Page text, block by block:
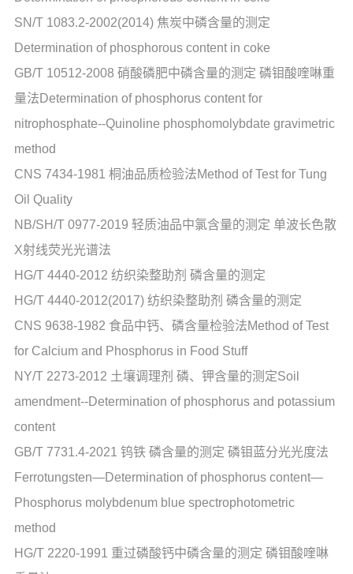
SN/T 1083.2-2002(2014) 焦炭中磷含量的测定
Determination of phosphorous content in coke
GB/T 10512-2008 硝酸磷肥中磷含量的测定 磷钼酸喹啉重
量法Determination of phosphorus content for
nitrophosphate--Quinoline phosphomolybdate gravimetric
method
CNS 7434-1981 桐油品质检验法Method of Test for Tung
Oil Quality
NB/SH/T 0977-2019 轻质油品中氯含量的测定 单波长色散
X射线荧光光谱法
HG/T 4440-2012 纺织染整助剂 磷含量的测定
HG/T 4440-2012(2017) 纺织染整助剂 磷含量的测定
CNS 9638-1982 食品中钙、磷含量检验法Method of Test
for Calcium and Phosphorus in Food Stuff
NY/T 2273-2012 土壤调理剂 磷、钾含量的测定Soil
amendment--Determination of phosphorus and potassium
content
GB/T 7731.4-2021 钨铁 磷含量的测定 磷钼蓝分光光度法
Ferrotungsten—Determination of phosphorus content—
Phosphorus molybdenum blue spectrophotometric
method
HG/T 2220-1991 重过磷酸钙中磷含量的测定 磷钼酸喹啉